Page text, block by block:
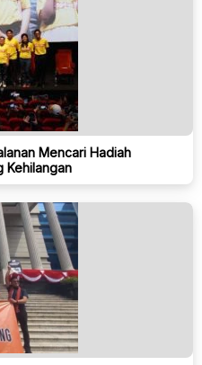
Mencari Hadiah
Kehilangan